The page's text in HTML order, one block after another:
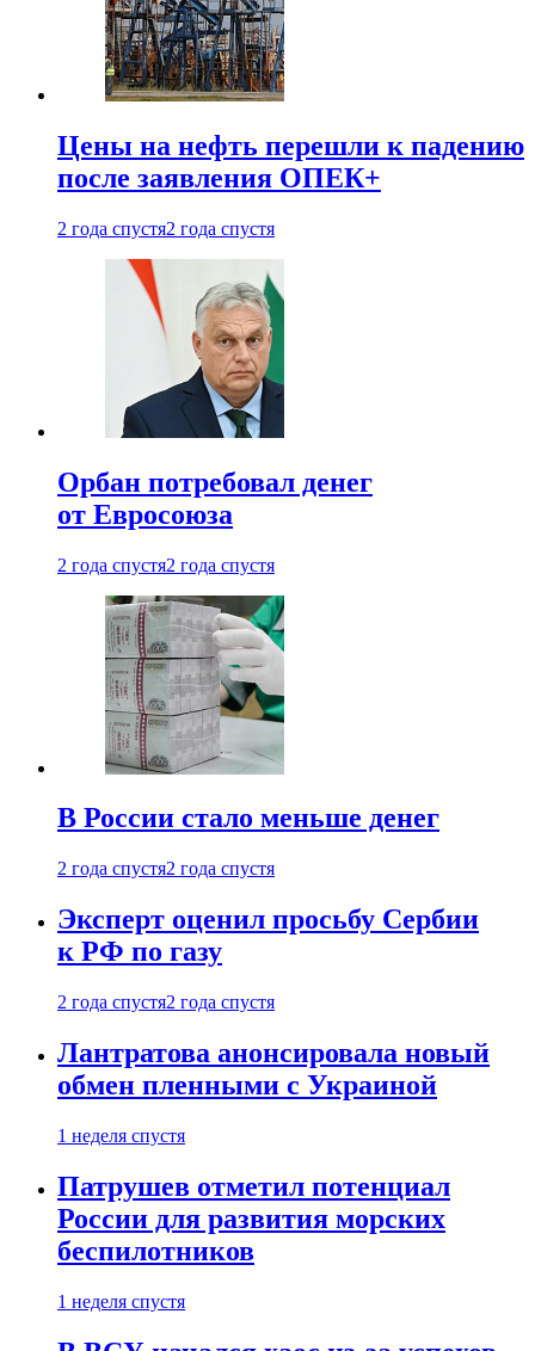
Цены на нефть перешли к падению
после заявления ОПЕК+
2 года спустя2 года спустя
Орбан потребовал денег
от Евросоюза
2 года спустя2 года спустя
В России стало меньше денег
2 года спустя2 года спустя
Эксперт оценил просьбу Сербии
к РФ по газу
2 года спустя2 года спустя
Лантратова анонсировала новый
обмен пленными с Украиной
1 неделя спустя
Патрушев отметил потенциал
России для развития морских
беспилотников
1 неделя спустя